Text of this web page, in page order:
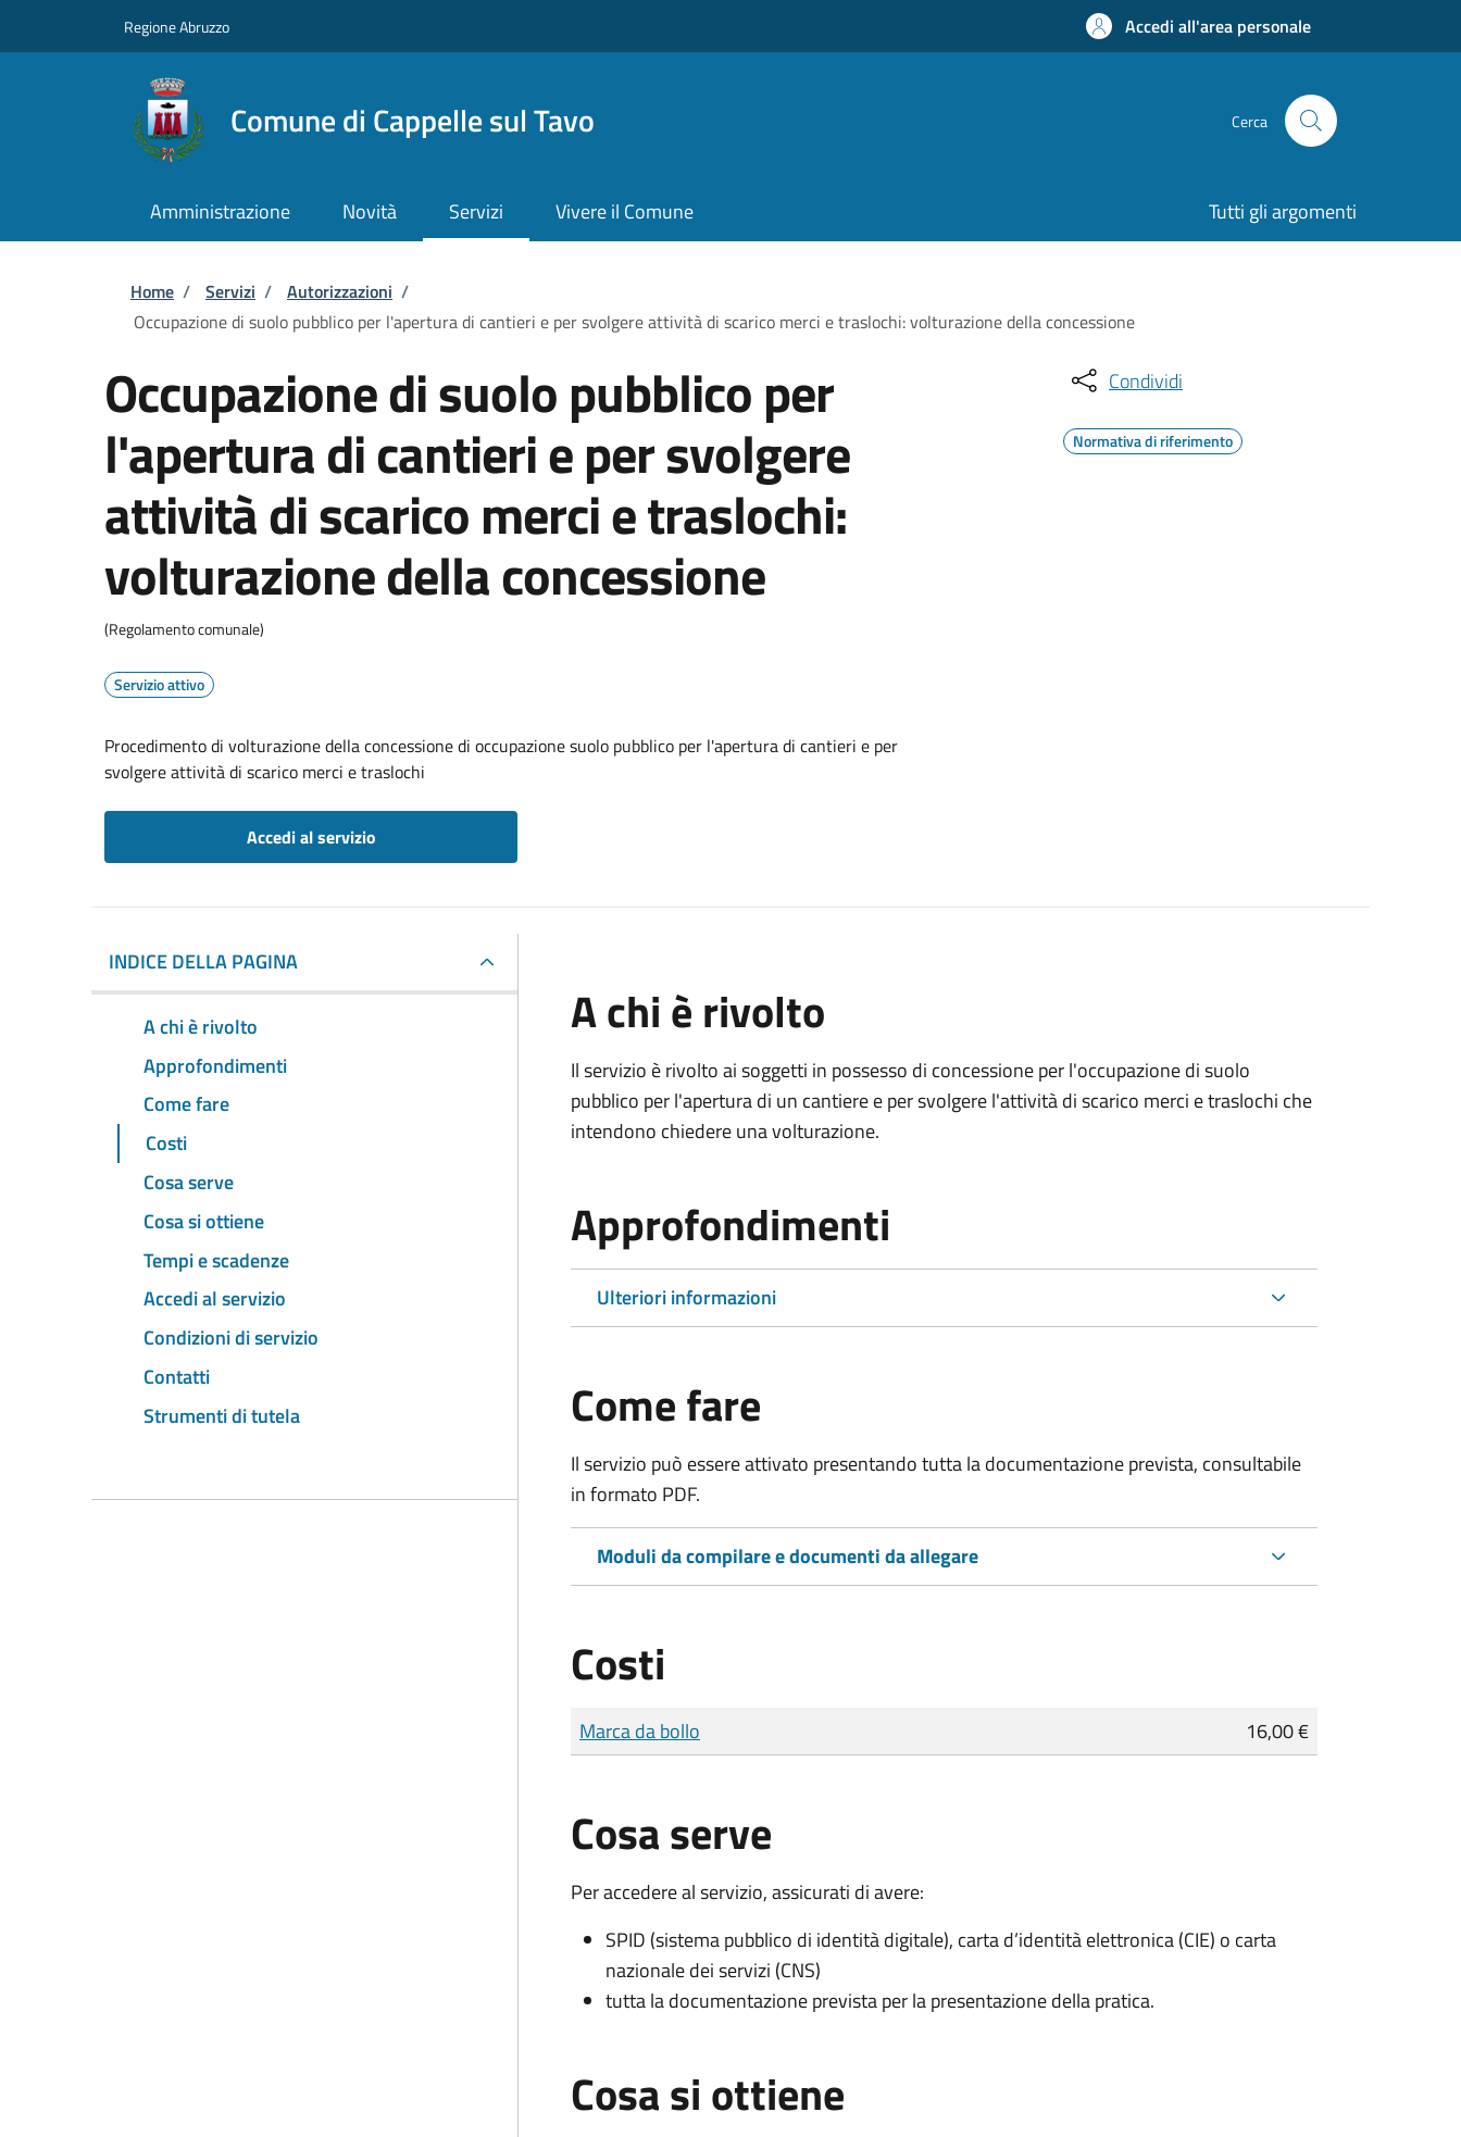
Regione Abruzzo Accedi all'area personale
Comune di Cappelle sul Tavo Cerca
Amministrazione Novità Servizi Vivere il Comune Tutti gli argomenti
Briciole di pane
Home / Servizi / Autorizzazioni /
Occupazione di suolo pubblico per l'apertura di cantieri e per svolgere attività di scarico merci e traslochi: volturazione della concessione
Occupazione di suolo pubblico per
l'apertura di cantieri e per svolgere
attività di scarico merci e traslochi:
volturazione della concessione
(Regolamento comunale)
Servizio attivo
Procedimento di volturazione della concessione di occupazione suolo pubblico per l'apertura di cantieri e per
svolgere attività di scarico merci e traslochi
Accedi al servizio
Condividi
Normativa di riferimento
INDICE DELLA PAGINA
A chi è rivolto
Approfondimenti
Come fare
Costi
Cosa serve
Cosa si ottiene
Tempi e scadenze
Accedi al servizio
Condizioni di servizio
Contatti
Strumenti di tutela
A chi è rivolto
Il servizio è rivolto ai soggetti in possesso di concessione per l'occupazione di suolo
pubblico per l'apertura di un cantiere e per svolgere l'attività di scarico merci e traslochi che
intendono chiedere una volturazione.
Approfondimenti
Ulteriori informazioni
Come fare
Il servizio può essere attivato presentando tutta la documentazione prevista, consultabile
in formato PDF.
Moduli da compilare e documenti da allegare
Costi
Tipo di pagamento
Importo
Marca da bollo 16,00 €
Cosa serve
Per accedere al servizio, assicurati di avere:
SPID (sistema pubblico di identità digitale), carta d’identità elettronica (CIE) o carta
nazionale dei servizi (CNS)
tutta la documentazione prevista per la presentazione della pratica.
Cosa si ottiene